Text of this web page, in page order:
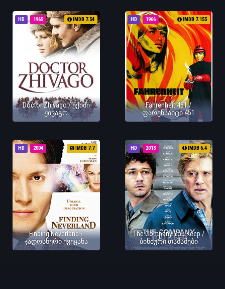
HD 1965 IMDB 7.54
Doctor Zhivago / ექიმი
ჟივაგო
HD 1966 IMDB 7.155
Fahrenheit 451 /
ფარენჰაიტი 451
HD 2004 IMDB 7.7
Finding Neverland /
ჯადოსნური ქვეყანა
HD 2013 IMDB 6.4
The Company You Keep /
ბინძური თამაშები